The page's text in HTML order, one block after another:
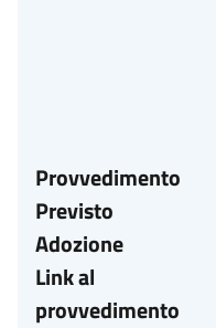
Provvedimento
Previsto
Adozione
Link al
provvedimento